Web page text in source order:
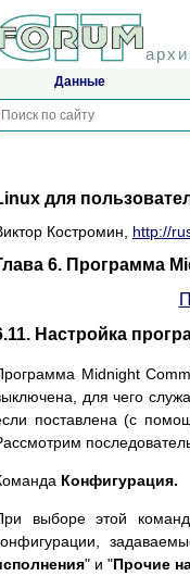
Данные
для
Костромин, http://
6. Программа
Настройка
Midnight
для чего
поставлена (с
Конфигурация.
выборе этой
" и "Прочие